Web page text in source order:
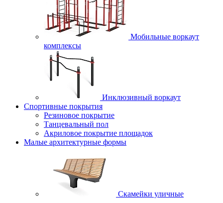
Мобильные воркаут
комплексы
Инклюзивный воркаут
Спортивные покрытия
Резиновое покрытие
Танцевальный пол
Акриловое покрытие площадок
Малые архитектурные формы
Скамейки уличные